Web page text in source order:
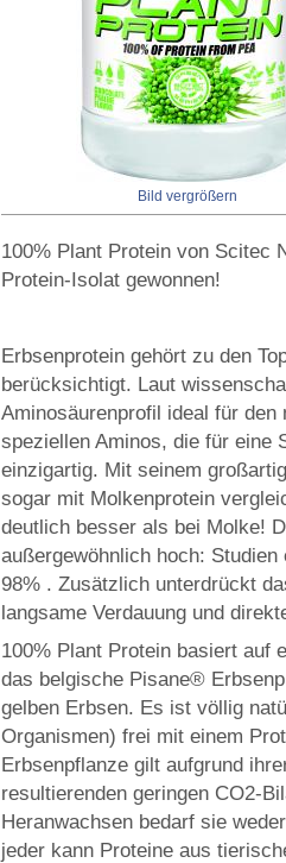
Bild vergrößern
100% Plant Protein von Scitec
Protein-Isolat gewonnen!
Erbsenprotein gehört zu den
berücksichtigt. Laut
Aminosäurenprofil ideal für
speziellen Aminos, die für eine
einzigartig. Mit seinem
sogar mit Molkenprotein
deutlich besser als bei Molke!
außergewöhnlich hoch:
98% . Zusätzlich unterdrückt
langsame Verdauung und
100% Plant Protein basiert auf
das belgische Pisane®
gelben Erbsen. Es ist völlig
Organismen) frei mit einem
Erbsenpflanze gilt aufgrund
resultierenden geringen CO2-
Heranwachsen bedarf sie
jeder kann Proteine aus